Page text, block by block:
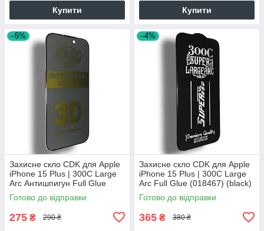
Купити Купити
–5%
Захисне скло CDK для Apple
iPhone 15 Plus | 300C Large
Arc Антишпигун Full Glue
(018420) (black)
Готово до відправки
275 ₴ 290 ₴
–4%
Захисне скло CDK для Apple
iPhone 15 Plus | 300C Large
Arc Full Glue (018467) (black)
Готово до відправки
365 ₴ 380 ₴